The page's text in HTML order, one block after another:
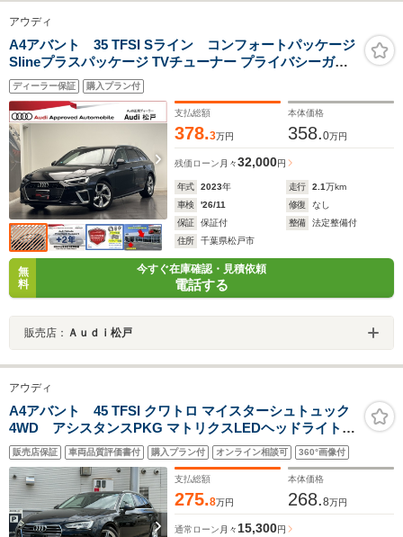
アウディ
A4アバント 35 TFSI Sライン コンフォートパッケージ
Slineプラスパッケージ TVチューナー プライバシーガラ
ス マトリクスLEDヘッドライト サラウンドカメラ
ディーラー保証 購入プラン付
支払総額
378.3万円
本体価格
358.0万円
残価ローン 月々32,000円
年式 2023年 走行 2.1万km
車検
'26/11 修復
なし
保証
保証付 整備
法定整備付
住所
千葉県松戸市
無
料
今すぐ在庫確認・見積依頼
電話する
販売店： Ａｕｄｉ松戸
アウディ
A4アバント 45 TFSI クワトロ マイスターシュトュック
4WD アシスタンスPKG マトリクスLEDヘッドライト
PKG 純正18インチAW バーチャルコクピットスポーツシ
ート MMIナビゲーション アドバンスドキーシステム サラ
ウンドビューカメラ メモリーパワーシート 全席シートヒ
ーター
販売店保証 車両品質評価書付 購入プラン付 オンライン相談可 360°画像付
支払総額
275.8万円
本体価格
268.8万円
通常ローン 月々15,300円